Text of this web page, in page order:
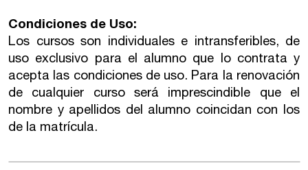
Condiciones de Uso:
Los cursos son individuales e intransferibles, de
uso exclusivo para el alumno que lo contrata y
acepta las condiciones de uso. Para la renovación
de cualquier curso será imprescindible que el
nombre y apellidos del alumno coincidan con los
de la matrícula.